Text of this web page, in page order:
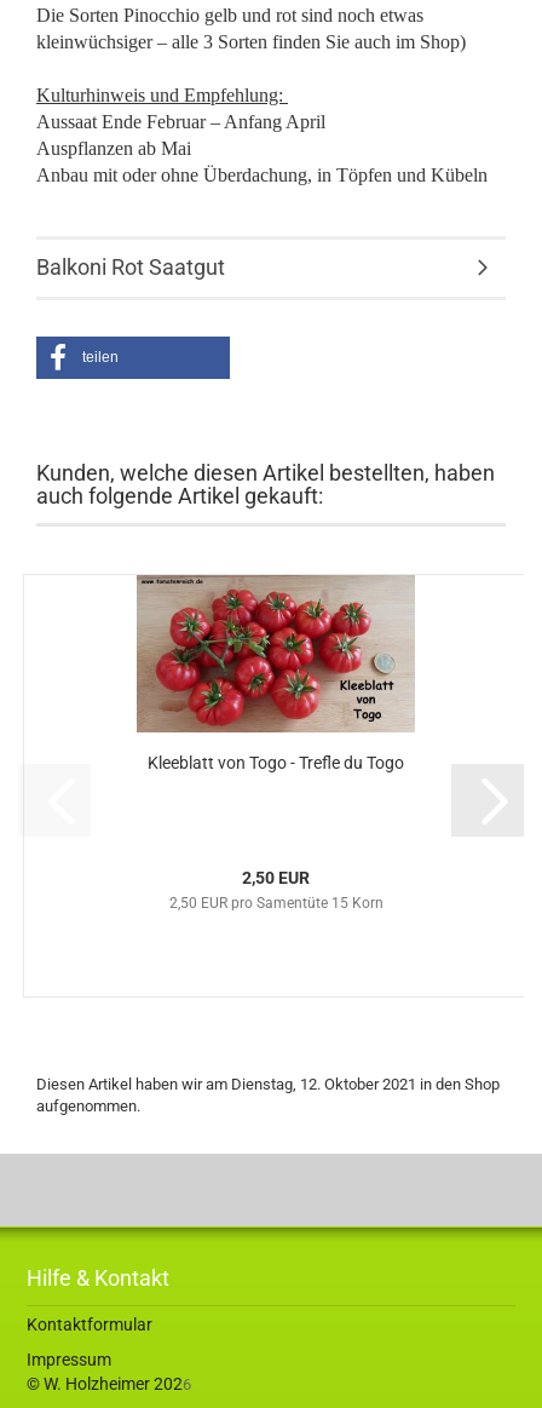
Die Sorten Pinocchio gelb und rot sind noch etwas
kleinwüchsiger – alle 3 Sorten finden Sie auch im Shop)
Kulturhinweis und Empfehlung:
Aussaat Ende Februar – Anfang April
Auspflanzen ab Mai
Anbau mit oder ohne Überdachung, in Töpfen und Kübeln
Balkoni Rot Saatgut
teilen
Kunden, welche diesen Artikel bestellten, haben
auch folgende Artikel gekauft:
Kleeblatt von Togo - Trefle du Togo
2,50 EUR
2,50 EUR pro Samentüte 15 Korn
Diesen Artikel haben wir am Dienstag, 12. Oktober 2021 in den Shop
aufgenommen.
Hilfe & Kontakt
Kontaktformular
Impressum
© W. Holzheimer 2026